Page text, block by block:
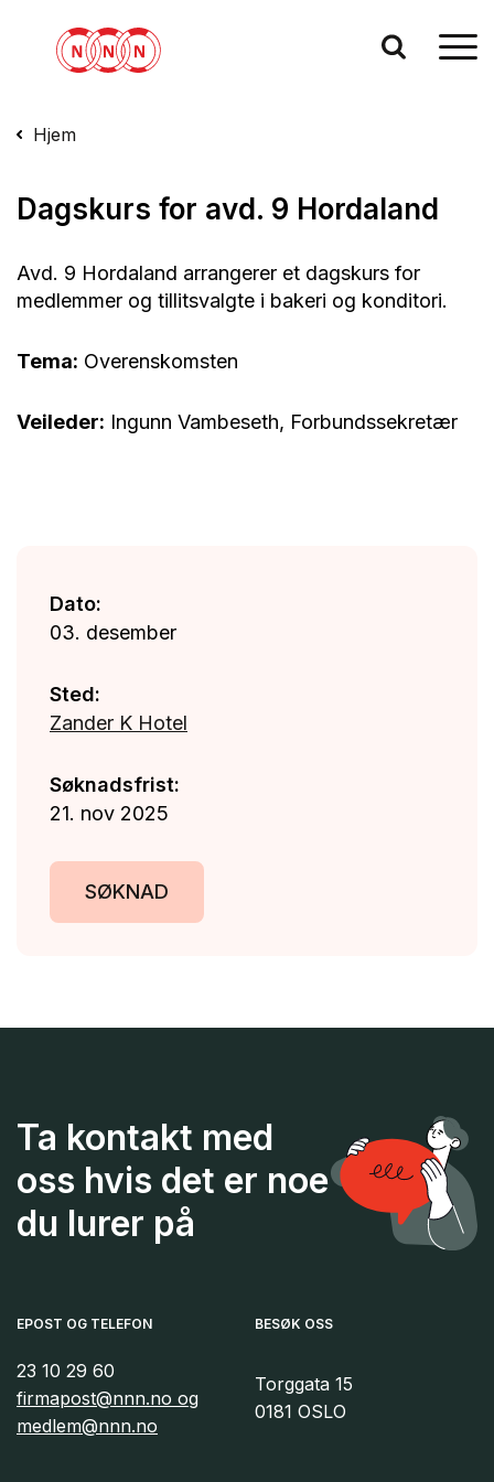
Hjem
Dagskurs for avd. 9 Hordaland
Avd. 9 Hordaland arrangerer et dagskurs for
medlemmer og tillitsvalgte i bakeri og konditori.
Tema: Overenskomsten
Veileder: Ingunn Vambeseth, Forbundssekretær
Dato:
03. desember
Sted:
Zander K Hotel
Søknadsfrist:
21. nov 2025
SØKNAD
Ta kontakt med
oss hvis det er noe
du lurer på
EPOST OG TELEFON
23 10 29 60
firmapost@nnn.no og
medlem@nnn.no
BESØK OSS
Torggata 15
0181 OSLO